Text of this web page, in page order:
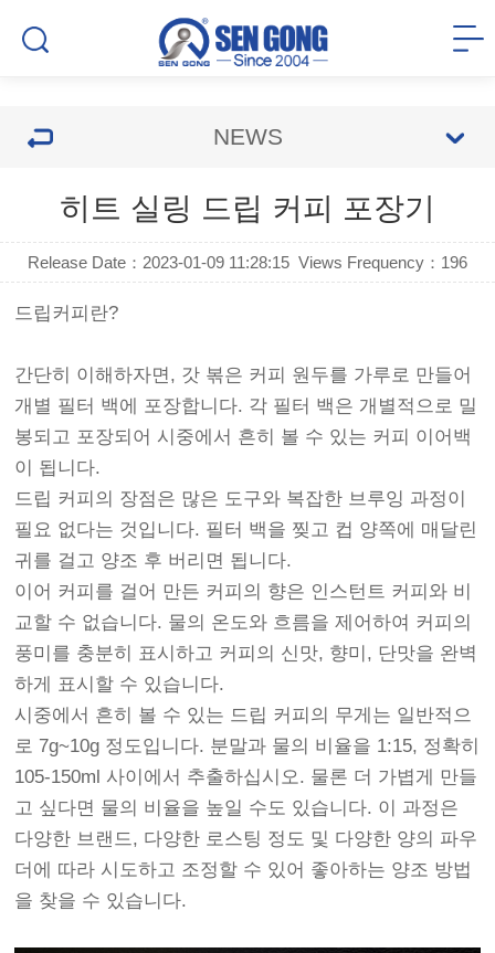
NEWS
히트 실링 드립 커피 포장기
Release Date：2023-01-09 11:28:15 Views Frequency： 196
드립커피란?
간단히 이해하자면, 갓 볶은 커피 원두를 가루로 만들어
개별 필터 백에 포장합니다. 각 필터 백은 개별적으로 밀
봉되고 포장되어 시중에서 흔히 볼 수 있는 커피 이어백
이 됩니다.
드립 커피의 장점은 많은 도구와 복잡한 브루잉 과정이
필요 없다는 것입니다. 필터 백을 찢고 컵 양쪽에 매달린
귀를 걸고 양조 후 버리면 됩니다.
이어 커피를 걸어 만든 커피의 향은 인스턴트 커피와 비
교할 수 없습니다. 물의 온도와 흐름을 제어하여 커피의
풍미를 충분히 표시하고 커피의 신맛, 향미, 단맛을 완벽
하게 표시할 수 있습니다.
시중에서 흔히 볼 수 있는 드립 커피의 무게는 일반적으
로 7g~10g 정도입니다. 분말과 물의 비율을 1:15, 정확히
105-150ml 사이에서 추출하십시오. 물론 더 가볍게 만들
고 싶다면 물의 비율을 높일 수도 있습니다. 이 과정은
다양한 브랜드, 다양한 로스팅 정도 및 다양한 양의 파우
더에 따라 시도하고 조정할 수 있어 좋아하는 양조 방법
을 찾을 수 있습니다.